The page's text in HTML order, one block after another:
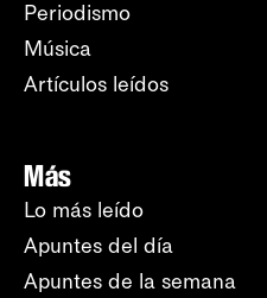
Periodismo
Música
Artículos leídos
Más
Lo más leído
Apuntes del día
Apuntes de la semana